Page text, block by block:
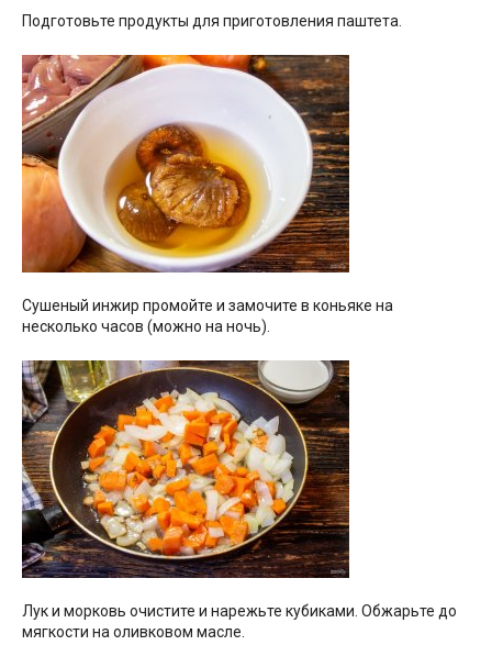
Подготовьте продукты для приготовления паштета.
Сушеный инжир промойте и замочите в коньяке на
несколько часов (можно на ночь).
Лук и морковь очистите и нарежьте кубиками. Обжарьте до
мягкости на оливковом масле.